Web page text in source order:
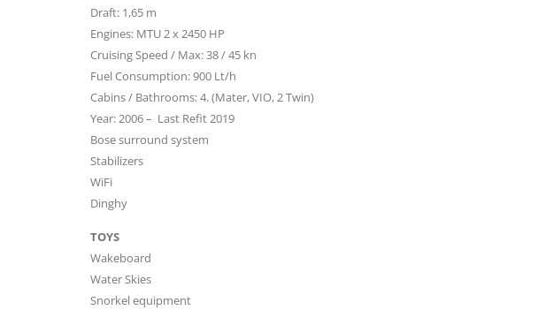
Draft: 1,65 m
Engines: MTU 2 x 2450 HP
Cruising Speed / Max: 38 / 45 kn
Fuel Consumption: 900 Lt/h
Cabins / Bathrooms: 4. (Mater, VIO, 2 Twin)
Year: 2006 – Last Refit 2019
Bose surround system
Stabilizers
WiFi
Dinghy
TOYS
Wakeboard
Water Skies
Snorkel equipment